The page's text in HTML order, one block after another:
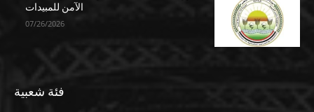
الآمن للمبيدات
07/26/2026
فئة شعبية